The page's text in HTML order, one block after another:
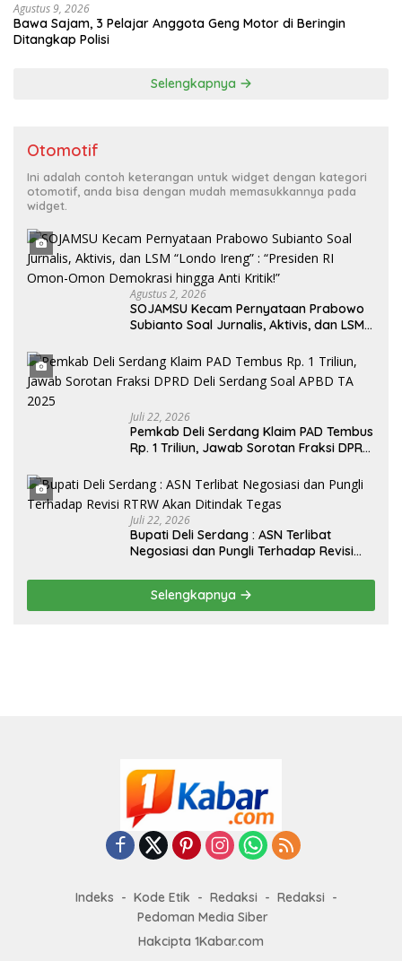
Agustus 9, 2026
Bawa Sajam, 3 Pelajar Anggota Geng Motor di Beringin
Ditangkap Polisi
Selengkapnya
Otomotif
Ini adalah contoh keterangan untuk widget dengan kategori
otomotif, anda bisa dengan mudah memasukkannya pada
widget.
Agustus 2, 2026
SOJAMSU Kecam Pernyataan Prabowo
Subianto Soal Jurnalis, Aktivis, dan LSM
Omon Demokrasi hingga Anti Kritik!”
Juli 22, 2026
Pemkab Deli Serdang Klaim PAD Tembus
Rp. 1 Triliun, Jawab Sorotan Fraksi DPRD
Juli 22, 2026
Bupati Deli Serdang : ASN Terlibat
Negosiasi dan Pungli Terhadap Revisi
Selengkapnya
Indeks Kode Etik Redaksi
Redaksi
Pedoman Media Siber
Hakcipta 1Kabar.com